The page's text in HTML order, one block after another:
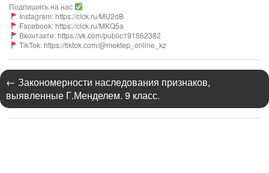
Подпишись на нас
Instagram: https://clck.ru/MU2dB
Facebook: https://clck.ru/MKQ5a
Вконтакте: https://vk.com/public191962382
TikTok: https://tiktok.com/@mektep_online_kz
← Закономерности наследования признаков,
выявленные Г.Менделем. 9 класс.